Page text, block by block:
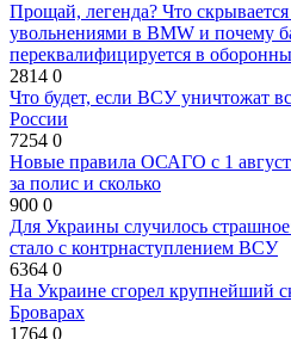
Прощай, легенда? Что
увольнениями в BMW и почему
переквалифицируется в
2814 0
Что будет, если ВСУ уничтожат
России
7254 0
Новые правила ОСАГО с 1
за полис и сколько
900 0
Для Украины случилось
стало с контрнаступлением ВСУ
6364 0
На Украине сгорел крупнейший
Броварах
1764 0